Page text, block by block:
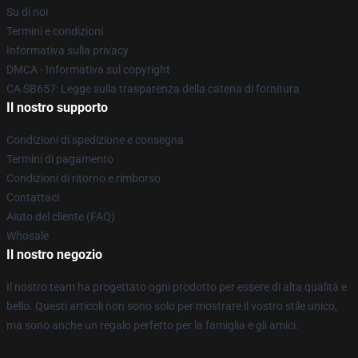
Su di noi
Termini e condizioni
Informativa sulla privacy
DMCA - Informativa sul copyright
CA SB657: Legge sulla trasparenza della catena di fornitura
Il nostro supporto
Condizioni di spedizione e consegna
Termini di pagamento
Condizioni di ritorno e rimborso
Contattaci
Aiuto del cliente (FAQ)
Whosale
Il nostro negozio
Il nostro team ha progettato ogni prodotto per essere di alta qualità e
bello. Questi articoli non sono solo per mostrare il vostro stile unico,
ma sono anche un regalo perfetto per la famiglia e gli amici.